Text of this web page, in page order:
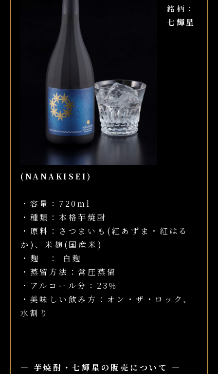
銘柄：
七輝星
(NANAKISEI)
・容量：720ml
・種類：本格芋焼酎
・原料：さつまいも(紅あずま・紅はる
か)、米麹(国産米)
・麹 ： 白麹
・蒸留方法：常圧蒸留
・アルコール分：23％
・美味しい飲み方：オン・ザ・ロック、
水割り
― 芋焼酎・七輝星の販売について ―